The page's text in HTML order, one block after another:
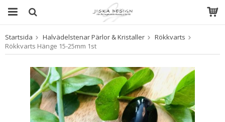
Produkten har blivit tillagd i varukorgen
Startsida Halvädelstenar Pärlor & Kristaller
Rökkvarts
Rökkvarts Hänge 15-25mm 1st